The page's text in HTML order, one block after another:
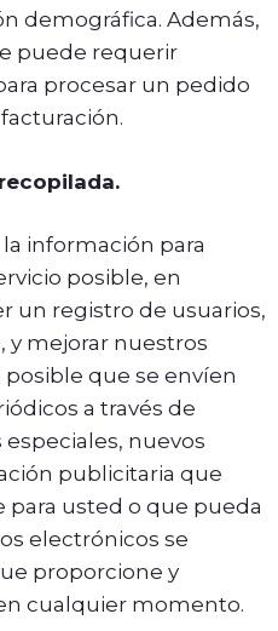
demográfica. Además,
puede requerir
procesar un pedido
información para
posible, en
un registro de usuarios,
y mejorar nuestros
posible que se envíen
a través de
nuevos
publicitaria que
usted o que pueda
electrónicos se
proporcione y
cualquier momento.